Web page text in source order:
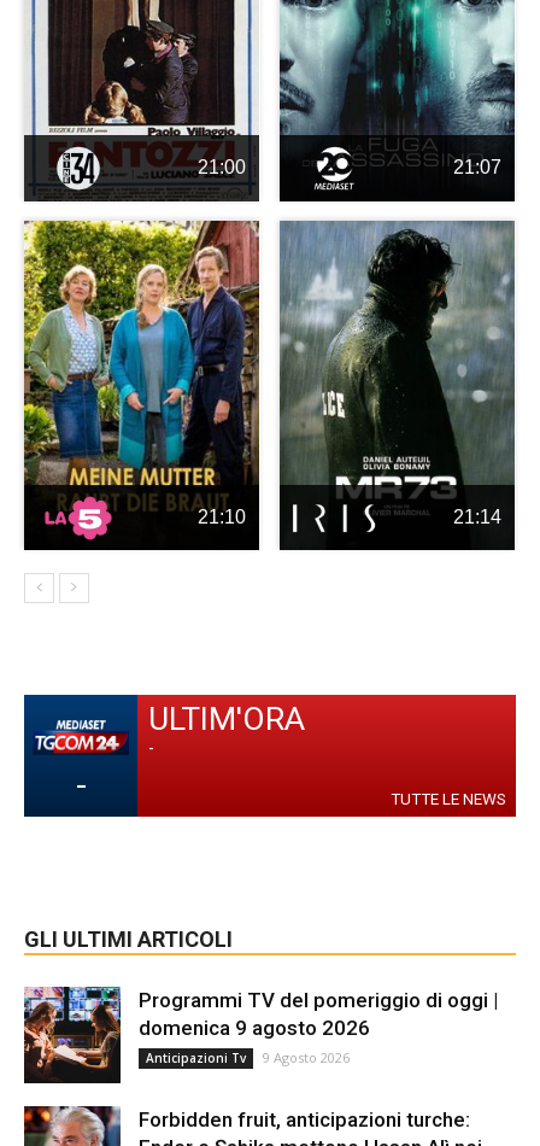
21:00 21:07
21:10 21:14
-
ULTIM'ORA
-
TUTTE LE NEWS
GLI ULTIMI ARTICOLI
Programmi TV del pomeriggio di oggi |
domenica 9 agosto 2026
Anticipazioni Tv 9 Agosto 2026
Forbidden fruit, anticipazioni turche: